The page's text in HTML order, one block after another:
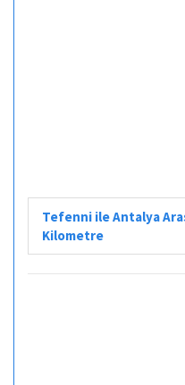
Tefenni ile Antalya
Kilometre